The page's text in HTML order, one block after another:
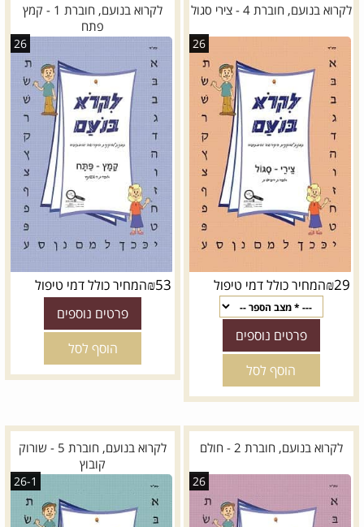
לקרוא בנועם, חוברת 4 - צירי סגול
26
₪29 המחיר כולל דמי טיפול
פרטים נוספים
הוסף לסל
לקרוא בנועם, חוברת 1 - קמץ
פתח
26
₪53 המחיר כולל דמי טיפול
פרטים נוספים
הוסף לסל
לקרוא בנועם, חוברת 2 - חולם
26
לקרוא בנועם, חוברת 5 - שורוק
קובוץ
26-1